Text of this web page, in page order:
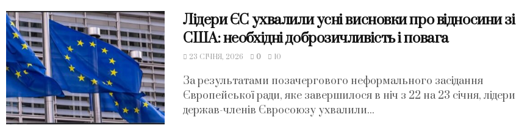
Лідери ЄС ухвалили усні висновки про відносини зі
США: необхідні доброзичливість і повага
23 СІЧНЯ, 2026 0 10
За результатами позачергового неформального засідання
Європейської ради, яке завершилося в ніч з 22 на 23 січня, лідери
держав-членів Євросоюзу ухвалили...